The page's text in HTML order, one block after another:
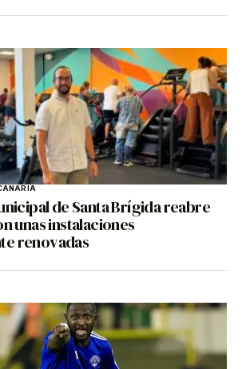
de Santa Brígida reabre
unas instalaciones
renovadas